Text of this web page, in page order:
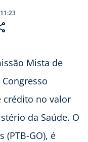
Mista de
crédito no valor
da Saúde. O
(PTB-GO), é